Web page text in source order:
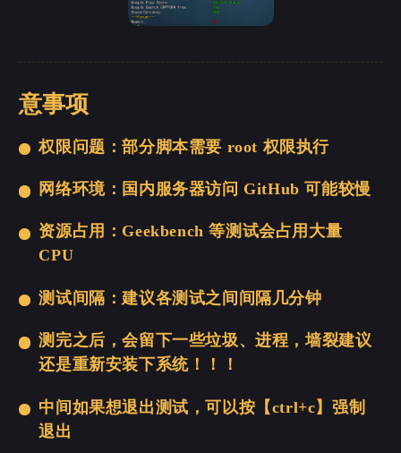
意事项
权限问题：部分脚本需要 root 权限执行
网络环境：国内服务器访问 GitHub 可能较慢
资源占用：Geekbench 等测试会占用大量
CPU
测试间隔：建议各测试之间间隔几分钟
测完之后，会留下一些垃圾、进程，墙裂建议
还是重新安装下系统！！！
中间如果想退出测试，可以按【ctrl+c】强制
退出